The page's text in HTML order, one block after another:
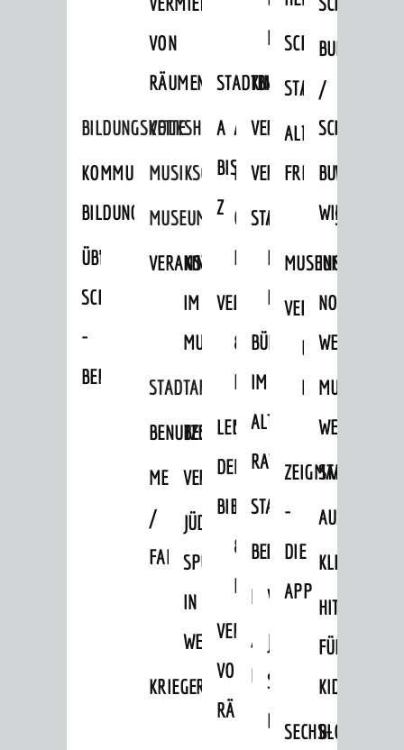
VON
RÄUMEN
BILDUNGSKETTE
KOMMUNALES
BILDUNGSMANAGEMENT
ÜBERGANG
SCHULE
-
BERUF
"FRÜHE
BILDUNG"
VOLKSHOCHSCHULE
MUSIKSCHULE
MUSEUM
VERANSTALTUNGEN
KINDER
IM
MUSEUM
STADTARCHIV
BENUTZUNG
MELDEKARTEI
/
FAMILIENFORSCHUNG
BESTANDSÜBERSICHT
VERÖFFENTLICHUNGEN
JÜDISCHE
SPUREN
IN
WEINHEIM
KRIEGERDENKMAL
MUSEUM
STADTBIBLIOTHEK
A
BIS
Z
AUSLEIHE
MEDIENANGEBOTE
ONLINE-
KATALOG
VERANSTALTUNGEN
AUSBILDUNG
&
PRAKTIKA
LEIHVERKEHR
DER
BIBLIOTHEK
SERVICE
FÜR
LEHRER/INNEN
&
ERZIEHER/INNEN
VERMIETUNG
VON
RÄUMEN
KINO
VERANSTALTER
STADTHALLE
ROLF-
ENGELBRECHT-
HAUS
BÜRGERSAAL
IM
ALTEN
RATHAUS
STADTARCHIV
BENUTZUNG
MELDEKARTEI
/
FAMILIENFORSCHUNG
JÜDISCHE
SPUREN
IN
SCHLOSSPARK
STADTGARTEN
ALTER
FRIEDHOF
ROSENANLAGE
BURGEN
/
SCHLOSS
BURGRUINE
WINDECK
SCHLOSS
MUSEUM
KINDER
IM
MUSEUM
INGRID-
NOLL-
WEG
MUNDART-
WEG
ZEIGMAL
-
DIE
APP
STADTTEILE
HITS
FÜR
KIDS
SECHS-BLOGGER